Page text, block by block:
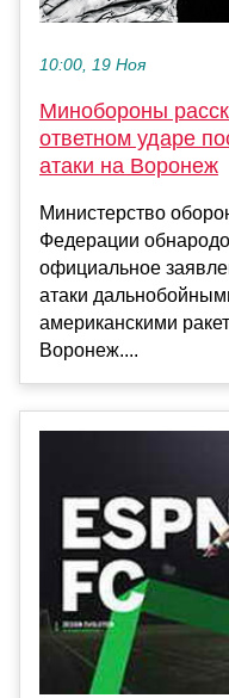
10:00, 19 Ноя
Минобороны
ответном ударе
атаки на Воронеж
Министерство
Федерации
официальное
атаки
американскими
Воронеж....